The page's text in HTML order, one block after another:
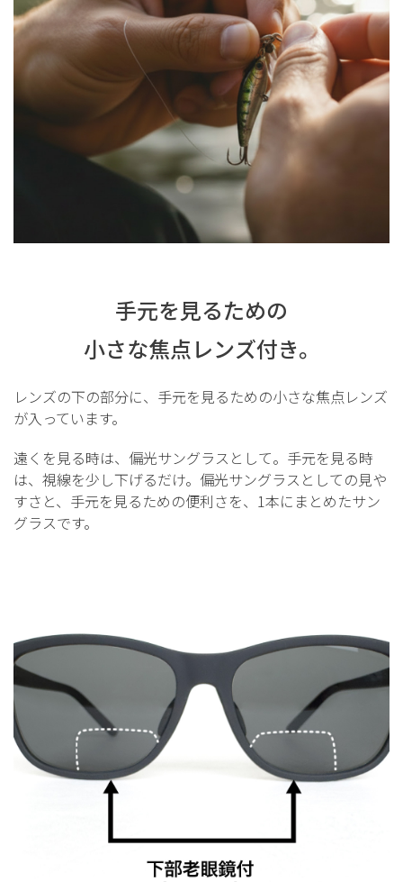
手元を見るための
小さな焦点レンズ付き。
レンズの下の部分に、手元を見るための小さな焦点レンズ
が入っています。
遠くを見る時は、偏光サングラスとして。手元を見る時
は、視線を少し下げるだけ。偏光サングラスとしての見や
すさと、手元を見るための便利さを、1本にまとめたサン
グラスです。